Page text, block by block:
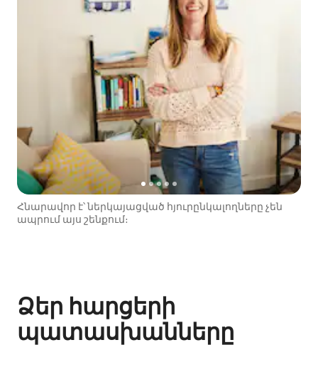
Հնարավոր է՝ ներկայացված հյուրընկալողները չեն
ապրում այս շենքում։
Ձեր հարցերի
պատասխանները